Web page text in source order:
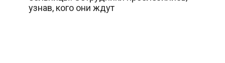
узнав, кого они ждут